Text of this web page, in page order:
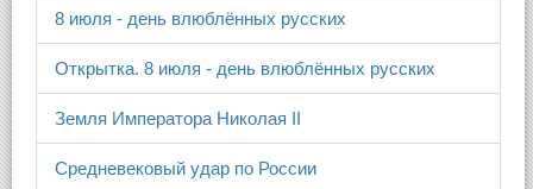
8 июля - день влюблённых русских
Открытка. 8 июля - день влюблённых русских
Земля Императора Николая II
Средневековый удар по России